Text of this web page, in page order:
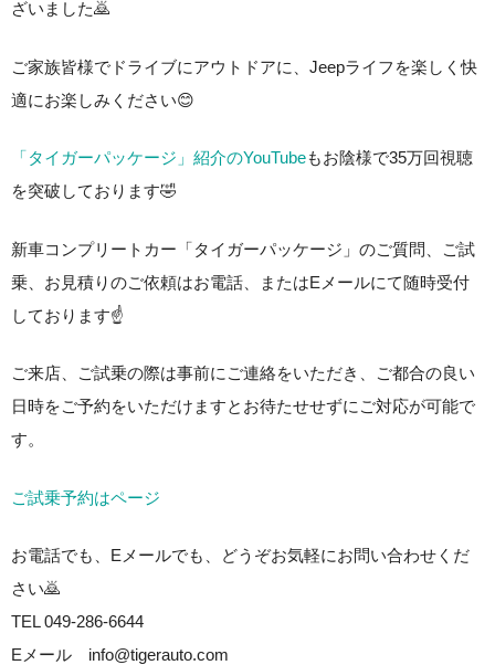
ざいました🙇
ご家族皆様でドライブにアウトドアに、Jeepライフを楽しく快
適にお楽しみください😊
「タイガーパッケージ」紹介のYouTubeもお陰様で35万回視聴
を突破しております🤣
新車コンプリートカー「タイガーパッケージ」のご質問、ご試
乗、お見積りのご依頼はお電話、またはEメールにて随時受付
しております☝️
ご来店、ご試乗の際は事前にご連絡をいただき、ご都合の良い
日時をご予約をいただけますとお待たせせずにご対応が可能で
す。
ご試乗予約はページ
お電話でも、Eメールでも、どうぞお気軽にお問い合わせくだ
さい🙇
TEL 049-286-6644
Eメール info@tigerauto.com